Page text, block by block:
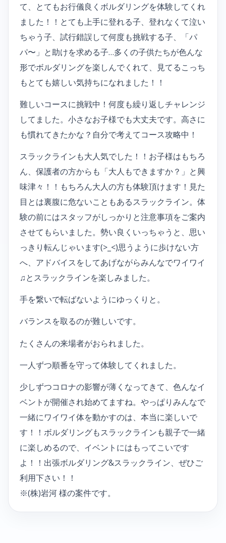
て、とてもお行儀良くボルダリングを体験してくれ
ました！！とても上手に登れる子、登れなくて泣い
ちゃう子、試行錯誤して何度も挑戦する子、「パ
パ〜」と助けを求める子…多くの子供たちが色んな
形でボルダリングを楽しんでくれて、見てるこっち
もとても嬉しい気持ちになれました！！
難しいコースに挑戦中！何度も繰り返しチャレンジ
してました。小さなお子様でも大丈夫です。高さに
も慣れてきたかな？自分で考えてコース攻略中！
スラックラインも大人気でした！！お子様はもちろ
ん、保護者の方からも「大人もできますか？」と興
味津々！！もちろん大人の方も体験頂けます！見た
目とは裏腹に危ないこともあるスラックライン。体
験の前にはスタッフがしっかりと注意事項をご案内
させてもらいました。勢い良くいっちゃうと、思い
っきり転んじゃいます(>_<)思うように歩けない方
へ、アドバイスをしてあげながらみんなでワイワイ
♫とスラックラインを楽しみました。
手を繋いで転ばないようにゆっくりと。
バランスを取るのが難しいです。
たくさんの来場者がおられました。
一人ずつ順番を守って体験してくれました。
少しずつコロナの影響が薄くなってきて、色んなイ
ベントが開催され始めてますね。やっぱりみんなで
一緒にワイワイ体を動かすのは、本当に楽しいで
す！！ボルダリングもスラックラインも親子で一緒
に楽しめるので、イベントにはもってこいです
よ！！出張ボルダリング&スラックライン、ぜひご
利用下さい！！
※(株)岩河 様の案件です。